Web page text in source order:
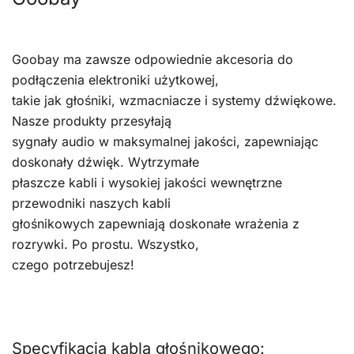
Goobay ma zawsze odpowiednie akcesoria do
podłączenia elektroniki użytkowej,
takie jak głośniki, wzmacniacze i systemy dźwiękowe.
Nasze produkty przesyłają
sygnały audio w maksymalnej jakości, zapewniając
doskonały dźwięk. Wytrzymałe
płaszcze kabli i wysokiej jakości wewnętrzne
przewodniki naszych kabli
głośnikowych zapewniają doskonałe wrażenia z
rozrywki. Po prostu. Wszystko,
czego potrzebujesz!
Specyfikacja kabla głośnikowego: